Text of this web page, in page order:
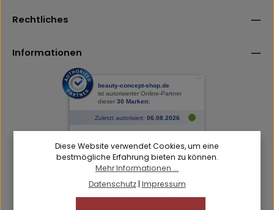
einverstanden.
Rechtliches
Informationen
Diese Website verwendet Cookies, um eine
bestmögliche Erfahrung bieten zu können.
Mehr Informationen ...
Datenschutz| Impressum